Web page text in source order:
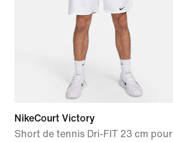
NikeCourt Victory
Short de tennis Dri-FIT 23 cm pour